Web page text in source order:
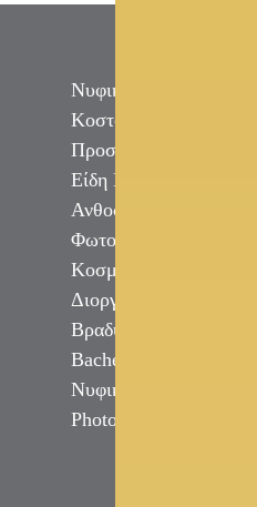
Νυφικά
Κοστούμι Γαμπρού
Προσκλητήρια -
Είδη Γάμου
Ανθοστολισμός -
Φωτογραφία - Video
Κοσμήματα
Διοργάνωση
Βραδυνά Φορέματα
Bachelor -
Νυφικό Αυτοκίνητο
Photobooth